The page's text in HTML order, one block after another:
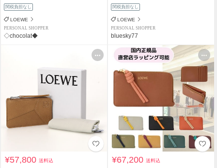
関税負担なし
LOEWE
PERSONAL SHOPPER
◇chocolat◆
関税負担なし
LOEWE
PERSONAL SHOPPER
bluesky77
¥57,800送料込 ¥67,200送料込